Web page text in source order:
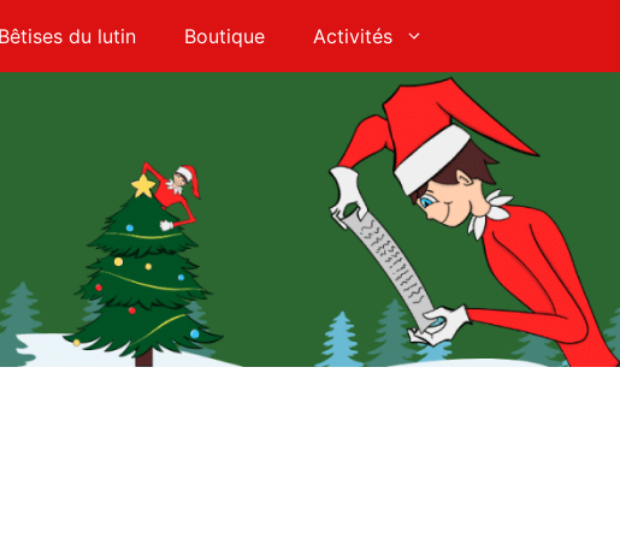
Bêtises du lutin Boutique Activités